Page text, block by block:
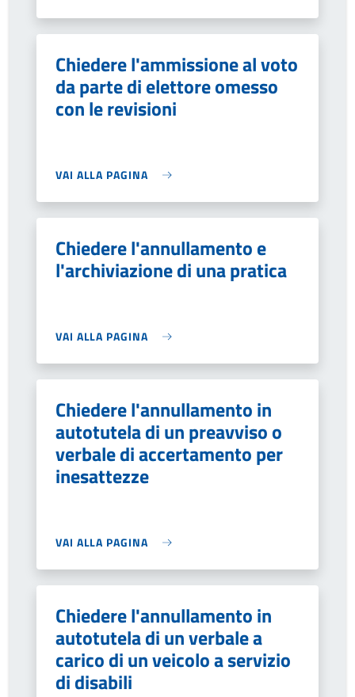
Chiedere l'ammissione al voto
da parte di elettore omesso
con le revisioni
VAI ALLA PAGINA
Chiedere l'annullamento e
l'archiviazione di una pratica
VAI ALLA PAGINA
Chiedere l'annullamento in
autotutela di un preavviso o
verbale di accertamento per
inesattezze
VAI ALLA PAGINA
Chiedere l'annullamento in
autotutela di un verbale a
carico di un veicolo a servizio
di disabili